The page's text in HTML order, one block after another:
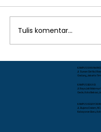
Latihan
sebagai
Potensi Murid
Rawamangun
Tulis komentar...
KAMPUS
Jl. Sunan Giri No.1
Gadung, Jakarta
KAMPUS BEKASI
Jl. Raya Jati Makmur
Gede, Kota Bekasi,
KAMPUS KEBAYORAN
JL. Bujana Dalam,
Kebayoran Baru,